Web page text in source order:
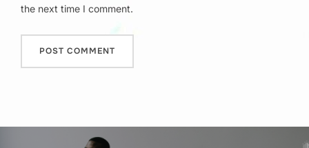
the next time I comment.